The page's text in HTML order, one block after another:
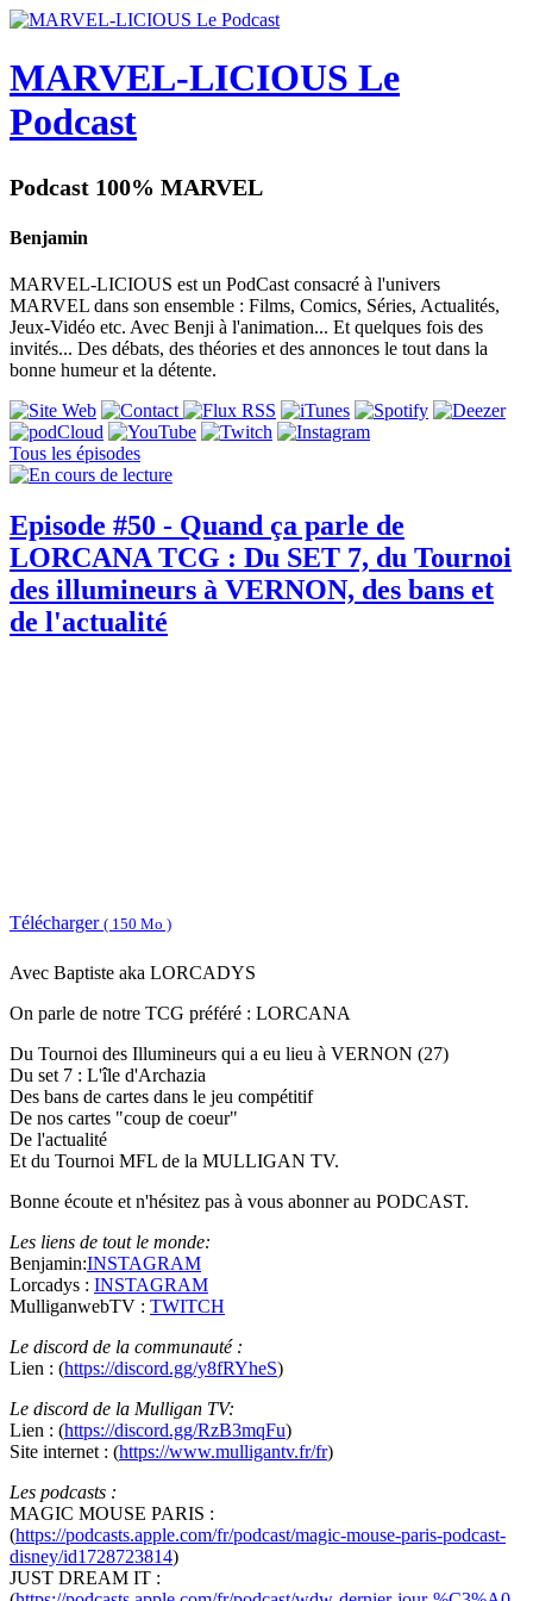
MARVEL-LICIOUS Le
Podcast
Podcast 100% MARVEL
Benjamin
MARVEL-LICIOUS est un PodCast consacré à l'univers
MARVEL dans son ensemble : Films, Comics, Séries, Actualités,
Jeux-Vidéo etc. Avec Benji à l'animation... Et quelques fois des
invités... Des débats, des théories et des annonces le tout dans la
bonne humeur et la détente.
Tous les épisodes
Episode #50 - Quand ça parle de
LORCANA TCG : Du SET 7, du Tournoi
des illumineurs à VERNON, des bans et
de l'actualité
Télécharger ( 150 Mo )
Avec Baptiste aka LORCADYS
On parle de notre TCG préféré : LORCANA
Du Tournoi des Illumineurs qui a eu lieu à VERNON (27)
Du set 7 : L'île d'Archazia
Des bans de cartes dans le jeu compétitif
De nos cartes "coup de coeur"
De l'actualité
Et du Tournoi MFL de la MULLIGAN TV.
Bonne écoute et n'hésitez pas à vous abonner au PODCAST.
Les liens de tout le monde:
Benjamin:INSTAGRAM
Lorcadys : INSTAGRAM
MulliganwebTV : TWITCH
Le discord de la communauté :
Lien : (https://discord.gg/y8fRYheS)
Le discord de la Mulligan TV:
Lien : (https://discord.gg/RzB3mqFu)
Site internet : (https://www.mulligantv.fr/fr)
Les podcasts :
MAGIC MOUSE PARIS :
(https://podcasts.apple.com/fr/podcast/magic-mouse-paris-podcast-
disney/id1728723814)
JUST DREAM IT :